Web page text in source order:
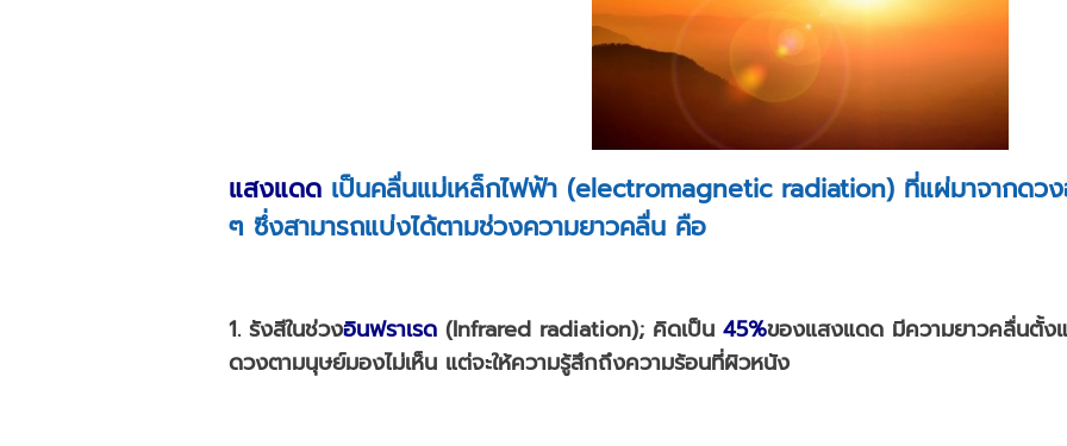
แสงแดด เป็นคลื่นแม่เหล็กไฟฟ้า (electromagnetic radiation) ที่แผ่มาจากดว
ๆ ซึ่งสามารถแบ่งได้ตามช่วงความยาวคลื่น คือ
1. รังสีในช่วงอินฟราเรด (Infrared radiation); คิดเป็น 45%ของแสงแดด มีความยาวคลื่นตั้ง
ดวงตามนุษย์มองไม่เห็น แต่จะให้ความรู้สึกถึงความร้อนที่ผิวหนัง